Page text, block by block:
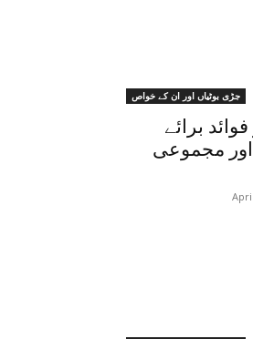
جڑی بوٹیاں اور ان کے خواص
برائے
مجموعی